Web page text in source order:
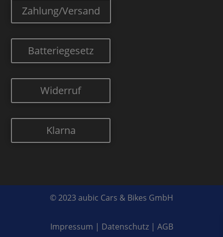
Zahlung/Versand
Batteriegesetz
Widerruf
Klarna
© 2023 aubic Cars & Bikes GmbH
Impressum | Datenschutz| AGB